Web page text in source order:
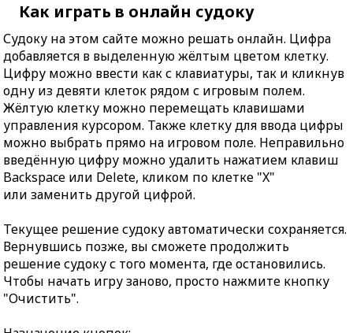
Как играть в онлайн судоку
Судоку на этом сайте можно решать онлайн. Цифра
добавляется в выделенную жёлтым цветом клетку.
Цифру можно ввести как с клавиатуры, так и кликнув
одну из девяти клеток рядом с игровым полем.
Жёлтую клетку можно перемещать клавишами
управления курсором. Также клетку для ввода цифры
можно выбрать прямо на игровом поле. Неправильно
введённую цифру можно удалить нажатием клавиш
Backspace или Delete, кликом по клетке "X"
или заменить другой цифрой.
Текущее решение судоку автоматически сохраняется.
Вернувшись позже, вы сможете продолжить
решение судоку с того момента, где остановились.
Чтобы начать игру заново, просто нажмите кнопку
"Очистить".